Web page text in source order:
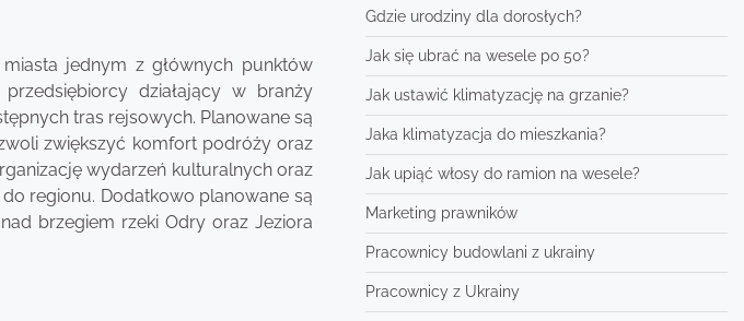
jednym z głównych punktów
działający w branży
tras rejsowych. Planowane są
zwiększyć komfort podróży oraz
wydarzeń kulturalnych oraz
regionu. Dodatkowo planowane są
brzegiem rzeki Odry oraz Jeziora
Gdzie urodziny dla dorosłych?
Jak się ubrać na wesele po 50?
Jak ustawić klimatyzację na grzanie?
Jaka klimatyzacja do mieszkania?
Jak upiąć włosy do ramion na wesele?
Marketing prawników
Pracownicy budowlani z ukrainy
Pracownicy z Ukrainy